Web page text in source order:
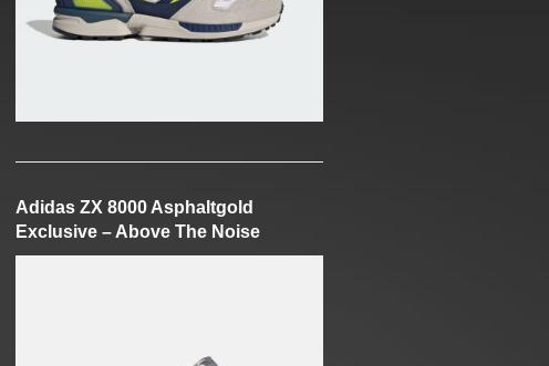
Adidas ZX 8000 Asphaltgold
Exclusive – Above The Noise